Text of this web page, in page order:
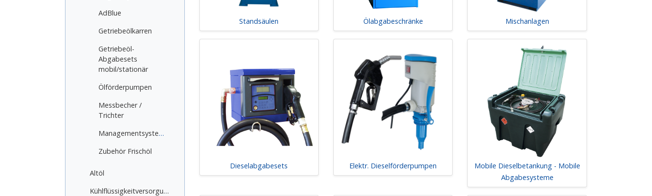
AdBlue
Getriebeölkarren
Getriebeöl-
Abgabesets
mobil/stationär
Ölförderpumpen
Messbecher /
Trichter
Managementsysteme
Zubehör Frischöl
Altöl
Kühlflüssigkeitversorgung
Standsäulen Ölabgabeschränke Mischanlagen
Dieselabgabesets Elektr. Dieselförderpumpen
Mobile Dieselbetankung - Mobile
Abgabesysteme